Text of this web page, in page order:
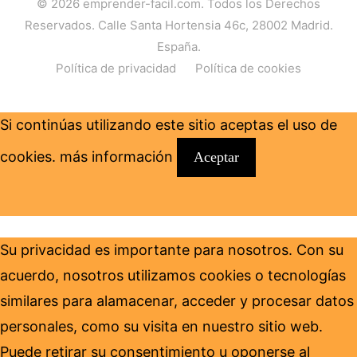
© 2026 emprender-facil.com. Todos los Derechos
Reservados. Calle Santa Hortensia 46c, 28002 Madrid.
España.
Política de privacidad
Política de cookies
Si continúas utilizando este sitio aceptas el uso de
cookies. más información Aceptar
Su privacidad es importante para nosotros. Con su
acuerdo, nosotros utilizamos cookies o tecnologías
similares para alamacenar, acceder y procesar datos
personales, como su visita en nuestro sitio web.
Puede retirar su consentimiento u oponerse al